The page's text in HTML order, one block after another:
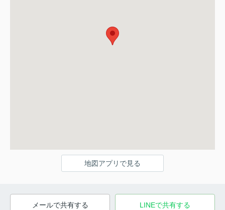
地図アプリで見る
メールで共有する LINEで共有する